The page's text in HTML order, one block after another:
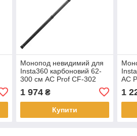
Монопод невидимий для
Insta360 карбоновий 62-
300 см AC Prof CF-302
1 974₴
Купити
AC
1